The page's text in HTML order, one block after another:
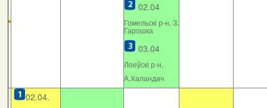
02.04
Гомельскі р-н, З.
Гарошка
03.04
Лоеўскі р-н,
А.Халандач
02.04.